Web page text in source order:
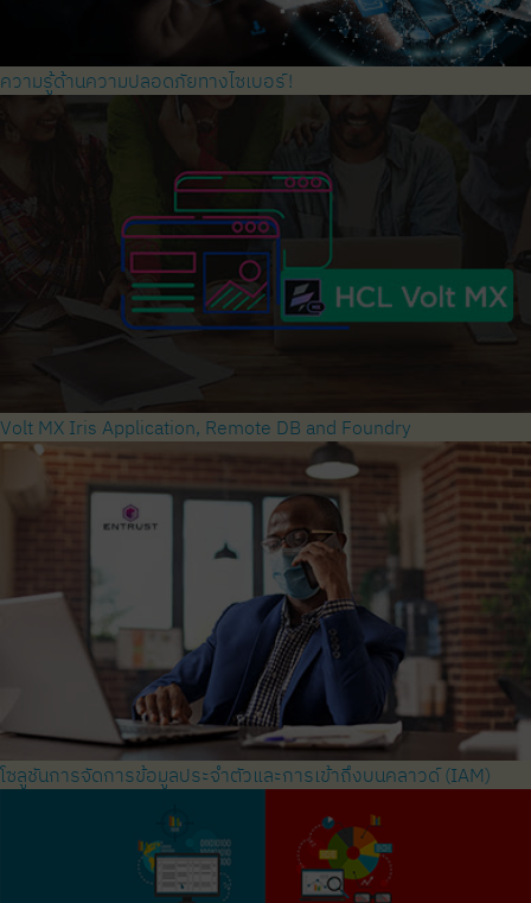
ความรู้ด้านความปลอดภัยทางไซเบอร์!
Volt MX Iris Application, Remote DB and Foundry
โซลูชันการจัดการข้อมูลประจำตัวและการเข้าถึงบนคลาวด์ (IAM)